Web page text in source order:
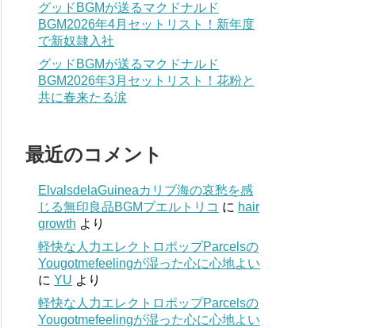
グッドBGMが送るマクドナルド
BGM2026年4月セットリスト！新年度
で新奴隷入社
グッドBGMが送るマクドナルド
BGM2026年3月セットリスト！花粉と
共に春来たる涙
最近のコメント
ElvalsdelaGuineaカリブ海の哀愁を感
じる無印良品BGMプエルトリコ に hair
growth より
軽快な人力エレクトロポップParcelsの
Yougotmefeelingが湿った心に心地よい
に YU より
軽快な人力エレクトロポップParcelsの
Yougotmefeelingが湿った心に心地よい